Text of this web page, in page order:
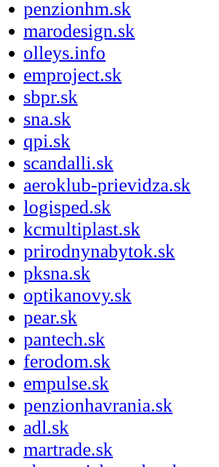
penzionhm.sk
marodesign.sk
olleys.info
emproject.sk
sbpr.sk
sna.sk
qpi.sk
scandalli.sk
aeroklub-prievidza.sk
logisped.sk
kcmultiplast.sk
prirodnynabytok.sk
pksna.sk
optikanovy.sk
pear.sk
pantech.sk
ferodom.sk
empulse.sk
penzionhavrania.sk
adl.sk
martrade.sk